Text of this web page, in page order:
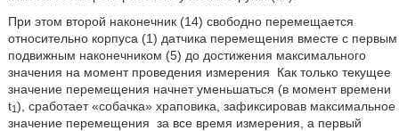
При этом второй наконечник (14) свободно перемещается
относительно корпуса (1) датчика перемещения вместе с первым
подвижным наконечником (5) до достижения максимального
значения на момент проведения измерения
Как только текущее
значение перемещения начнет уменьшаться (в момент времени
t1 ), сработает «собачка» храповика, зафиксировав максимальное
значение перемещения за все время измерения, а первый